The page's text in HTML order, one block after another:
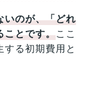
いのが、「どれ
ことです。ここ
する初期費用と